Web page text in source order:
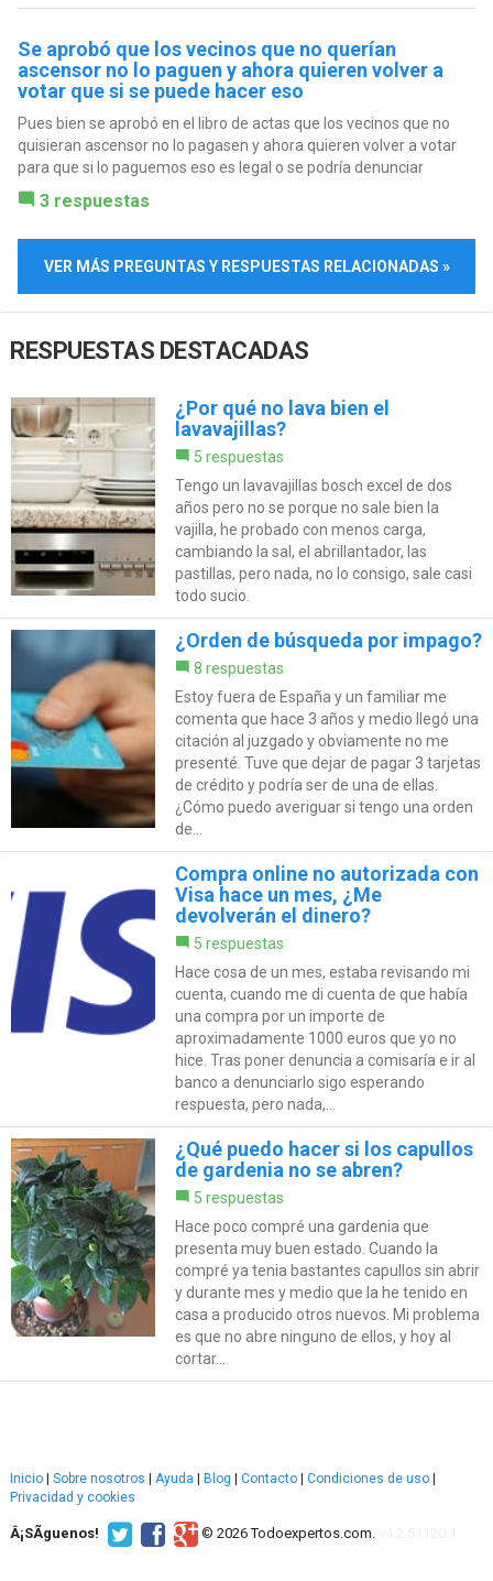
Se aprobó que los vecinos que no querían
ascensor no lo paguen y ahora quieren volver a
votar que si se puede hacer eso
Pues bien se aprobó en el libro de actas que los vecinos que no
quisieran ascensor no lo pagasen y ahora quieren volver a votar
para que si lo paguemos eso es legal o se podría denunciar
3 respuestas
VER MÁS PREGUNTAS Y RESPUESTAS RELACIONADAS »
RESPUESTAS DESTACADAS
¿Por qué no lava bien el
lavavajillas?
5 respuestas
Tengo un lavavajillas bosch excel de dos
años pero no se porque no sale bien la
vajilla, he probado con menos carga,
cambiando la sal, el abrillantador, las
pastillas, pero nada, no lo consigo, sale casi
todo sucio.
¿Orden de búsqueda por impago?
8 respuestas
Estoy fuera de España y un familiar me
comenta que hace 3 años y medio llegó una
citación al juzgado y obviamente no me
presenté. Tuve que dejar de pagar 3 tarjetas
de crédito y podría ser de una de ellas.
¿Cómo puedo averiguar si tengo una orden
de...
Compra online no autorizada con
Visa hace un mes, ¿Me
devolverán el dinero?
5 respuestas
Hace cosa de un mes, estaba revisando mi
cuenta, cuando me di cuenta de que había
una compra por un importe de
aproximadamente 1000 euros que yo no
hice. Tras poner denuncia a comisaría e ir al
banco a denunciarlo sigo esperando
respuesta, pero nada,...
¿Qué puedo hacer si los capullos
de gardenia no se abren?
5 respuestas
Hace poco compré una gardenia que
presenta muy buen estado. Cuando la
compré ya tenia bastantes capullos sin abrir
y durante mes y medio que la he tenido en
casa a producido otros nuevos. Mi problema
es que no abre ninguno de ellos, y hoy al
cortar...
Inicio Sobre nosotros Ayuda Blog Contacto Condiciones de uso
Privacidad y cookies
Â¡SÃ­guenos! © 2026 Todoexpertos.com.